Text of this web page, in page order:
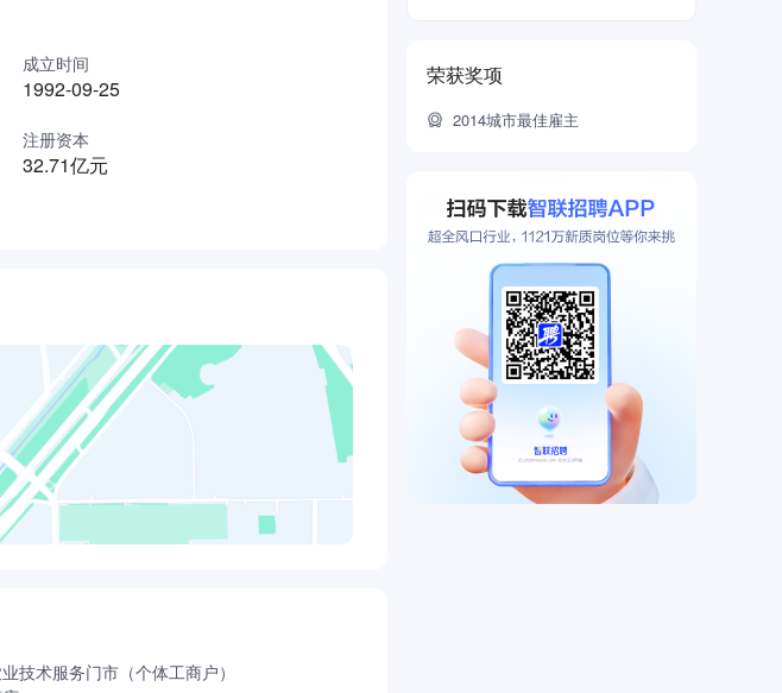
京、上海、苏州、无锡、常州、合
信、用心”的服务理念，致力于成为中
成立时间
1992-09-25
注册资本
32.71亿元
技术服务门市（个体工商户）
荣获奖项
2014城市最佳雇主